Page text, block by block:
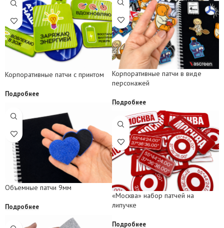
Корпоративные патчи в виде
персонажей
Подробнее
Корпоративные патчи с принтом
Подробнее
Объемные патчи 9мм
Подробнее
«Москва» набор патчей на
липучке
Подробнее